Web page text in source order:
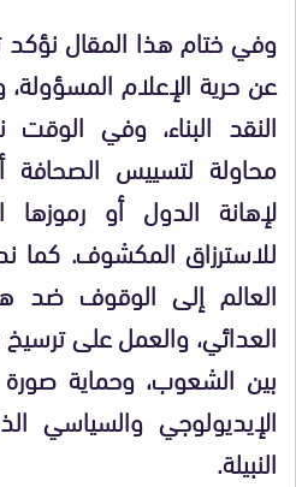
وفي ختام هذا المقال نؤكد
عن حرية الإعلام
النقد البناء، وفي
محاولة لتسييس الصحافة
لإهانة الدول أو رموزها
للاسترزاق المكشوف. كما
العالم إلى الوقوف ضد
العدائي، والعمل على ترسيخ
بين الشعوب، وحماية
الإيديولوجي والسياسي
النبيلة.